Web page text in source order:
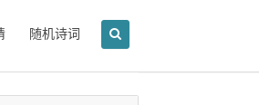
随机诗词